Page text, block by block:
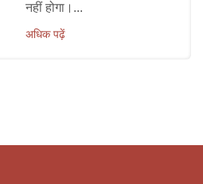
नहीं होगा।...
अधिक पढ़ें